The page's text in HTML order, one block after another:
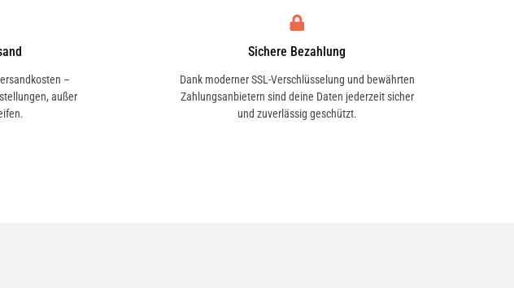
–
außer
Sichere Bezahlung
Dank moderner SSL-Verschlüsselung und bewährten
Zahlungsanbietern sind deine Daten jederzeit sicher
und zuverlässig geschützt.